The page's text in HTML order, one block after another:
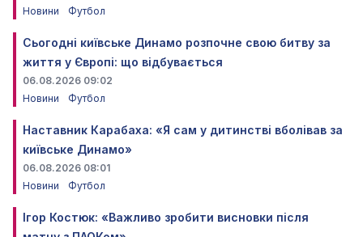
Новини
Футбол
Сьогодні київське Динамо розпочне свою битву за
життя у Європі: що відбувається
06.08.2026 09:02
Новини
Футбол
Наставник Карабаха: «Я сам у дитинстві вболівав за
київське Динамо»
06.08.2026 08:01
Новини
Футбол
Ігор Костюк: «Важливо зробити висновки після